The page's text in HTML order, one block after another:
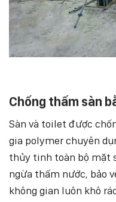
Chống thấm sàn
Sàn và toilet được
gia polymer chuyên
thủy tinh toàn bộ mặt
ngừa thấm nước, bảo
không gian luôn khô